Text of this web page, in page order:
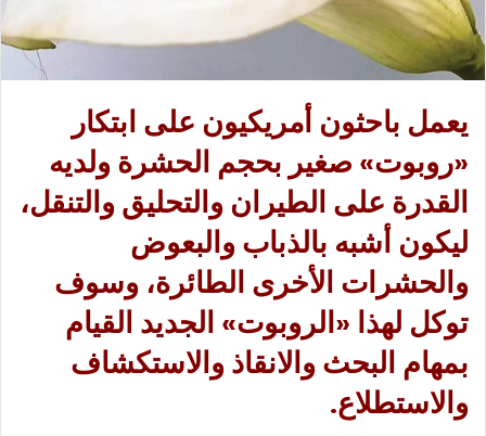
و
ي
يعمل باحثون أمريكيون على ابتكار
«روبوت» صغير بحجم الحشرة ولديه
القدرة على الطيران والتحليق والتنقل،
ليكون أشبه بالذباب والبعوض
والحشرات الأخرى الطائرة، وسوف
توكل لهذا «الروبوت» الجديد القيام
بمهام البحث والانقاذ والاستكشاف
والاستطلاع.